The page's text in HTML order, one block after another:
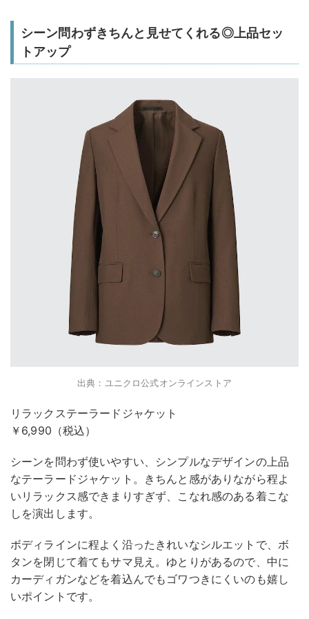
シーン問わずきちんと見せてくれる◎上品セッ
トアップ
出典：ユニクロ公式オンラインストア
リラックステーラードジャケット
￥6,990（税込）
シーンを問わず使いやすい、シンプルなデザインの上品
なテーラードジャケット。きちんと感がありながら程よ
いリラックス感できまりすぎず、こなれ感のある着こな
しを演出します。
ボディラインに程よく沿ったきれいなシルエットで、ボ
タンを閉じて着てもサマ見え。ゆとりがあるので、中に
カーディガンなどを着込んでもゴワつきにくいのも嬉し
いポイントです。